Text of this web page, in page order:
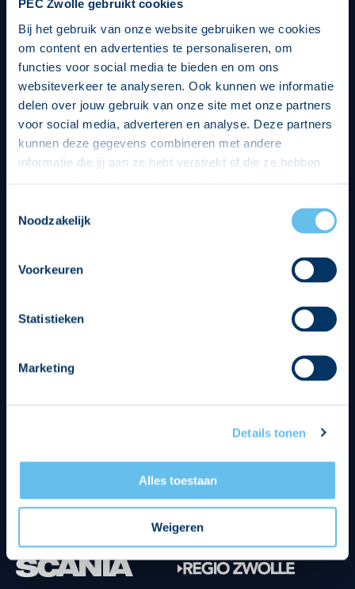
PEC Zwolle gebruikt cookies
Bij het gebruik van onze website gebruiken we cookies
om content en advertenties te personaliseren, om
functies voor social media te bieden en om ons
websiteverkeer te analyseren. Ook kunnen we informatie
delen over jouw gebruik van onze site met onze partners
voor social media, adverteren en analyse. Deze partners
kunnen deze gegevens combineren met andere
informatie die jij aan ze hebt verstrekt of die ze hebben
op een veilige en integere wijze. Je kunt je toestemming
beheren op de privacy- en cookieverklaring pagina.
Noodzakelijk
Voorkeuren
Statistieken
Marketing
Details tonen
Alles toestaan
Weigeren